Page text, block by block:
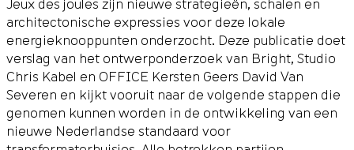
architectonische expressies voor deze lokale
energieknooppunten onderzocht. Deze publicatie doet
verslag van het ontwerponderzoek van Bright, Studio
Chris Kabel en OFFICE Kersten Geers David Van
Severen en kijkt vooruit naar de volgende stappen die
genomen kunnen worden in de ontwikkeling van een
nieuwe Nederlandse standaard voor